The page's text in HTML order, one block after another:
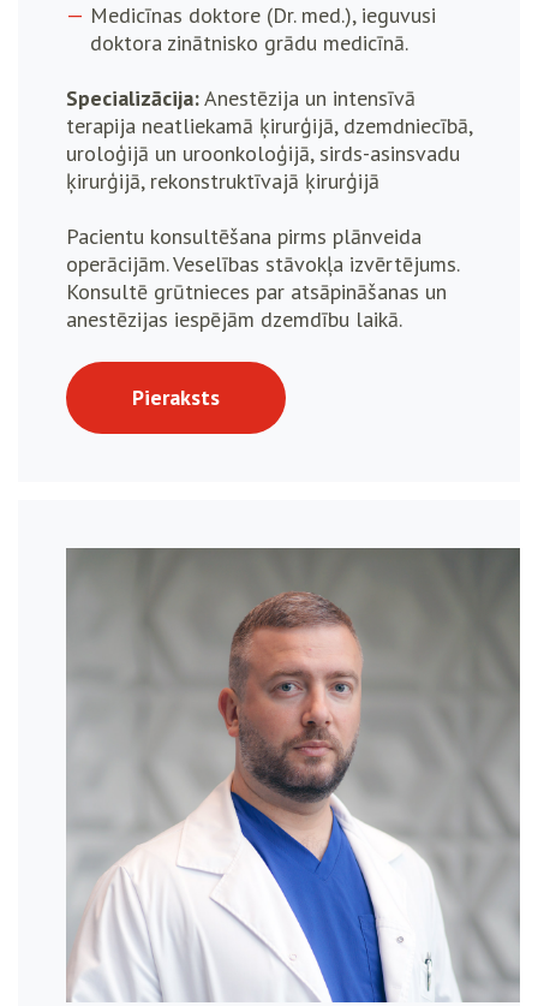
Medicīnas doktore (Dr. med.), ieguvusi
doktora zinātnisko grādu medicīnā.
Specializācija:Anestēzija un intensīvā
terapija neatliekamā ķirurģijā, dzemdniecībā,
uroloģijā un uroonkoloģijā, sirds-asinsvadu
ķirurģijā, rekonstruktīvajā ķirurģijā
Pacientu konsultēšana pirms plānveida
operācijām. Veselības stāvokļa izvērtējums.
Konsultē grūtnieces par atsāpināšanas un
anestēzijas iespējām dzemdību laikā.
Pieraksts